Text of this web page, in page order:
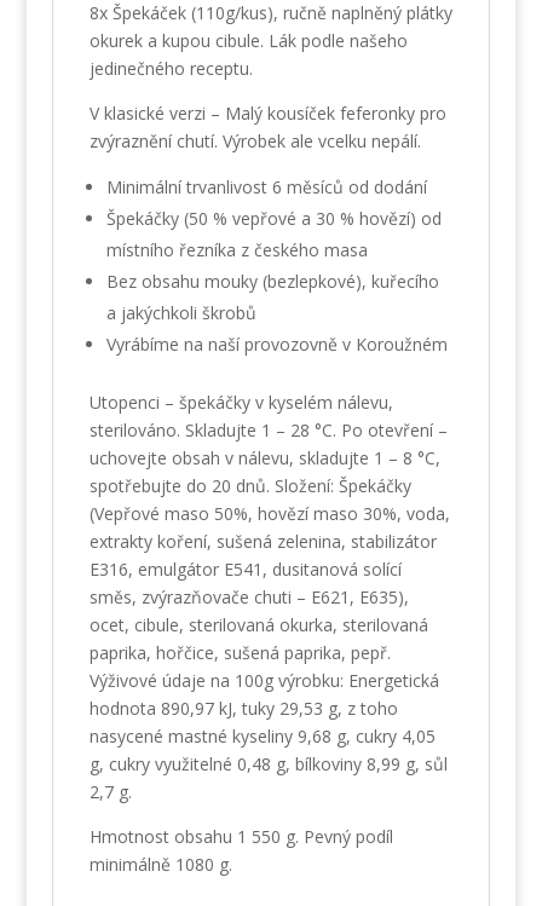
8x Špekáček (110g/kus), ručně naplněný plátky
okurek a kupou cibule. Lák podle našeho
jedinečného receptu.
V klasické verzi – Malý kousíček feferonky pro
zvýraznění chutí. Výrobek ale vcelku nepálí.
Minimální trvanlivost 6 měsíců od dodání
Špekáčky (50 % vepřové a 30 % hovězí) od
místního řezníka z českého masa
Bez obsahu mouky (bezlepkové), kuřecího
a jakýchkoli škrobů
Vyrábíme na naší provozovně v Koroužném
Utopenci – špekáčky v kyselém nálevu,
sterilováno. Skladujte 1 – 28 °C. Po otevření –
uchovejte obsah v nálevu, skladujte 1 – 8 °C,
spotřebujte do 20 dnů. Složení: Špekáčky
(Vepřové maso 50%, hovězí maso 30%, voda,
extrakty koření, sušená zelenina, stabilizátor
E316, emulgátor E541, dusitanová solící
směs, zvýrazňovače chuti – E621, E635),
ocet, cibule, sterilovaná okurka, sterilovaná
paprika, hořčice, sušená paprika, pepř.
Výživové údaje na 100g výrobku: Energetická
hodnota 890,97 kJ, tuky 29,53 g, z toho
nasycené mastné kyseliny 9,68 g, cukry 4,05
g, cukry využitelné 0,48 g, bílkoviny 8,99 g, sůl
2,7 g.
Hmotnost obsahu 1 550 g. Pevný podíl
minimálně 1080 g.